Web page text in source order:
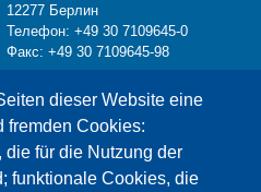
dieser Website eine
fremden Cookies:
für die Nutzung der
funktionale Cookies, die
12277 Берлин
Телефон: +49 30 7109645-0
Факс: +49 30 7109645-98
info@testing.de